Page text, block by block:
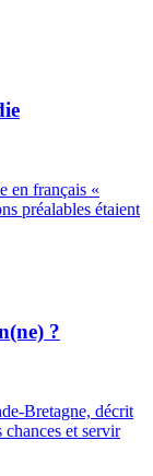
en français «
préalables étaient
?
Bretagne, décrit
et servir